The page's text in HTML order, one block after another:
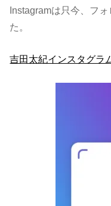
Instagramは只今、フ
た。
吉田太紀インスタグラ